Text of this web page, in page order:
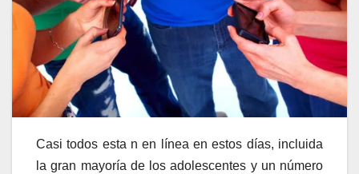
Casi todos esta n en línea en estos días, incluida
la gran mayoría de los adolescentes y un número